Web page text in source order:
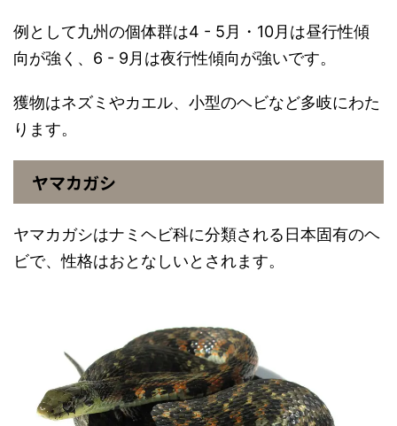
例として九州の個体群は4 - 5月・10月は昼行性傾
向が強く、6 - 9月は夜行性傾向が強いです。
獲物はネズミやカエル、小型のヘビなど多岐にわた
ります。
ヤマカガシ
ヤマカガシはナミヘビ科に分類される日本固有のヘ
ビで、性格はおとなしいとされます。